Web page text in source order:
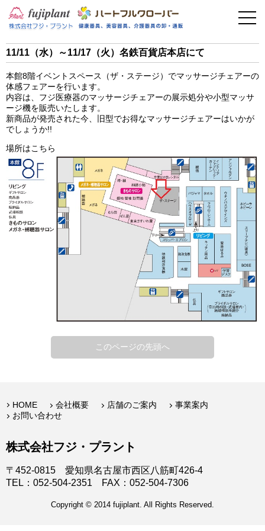
介護用品
美容・その他
お問い合わせ
11/11（水）～11/17（火）名鉄百貨店本店にて
本館8階イベントスペース（ザ・ステージ）でマッサージチェアーの
体感フェアーを行います。
内容は、フジ医療器のマッサージチェアーの展示処分や小型マッサ
ージ機を販売いたします。
新商品が発売された今、旧型でお得なマッサージチェアーはいかが
でしょうか!!
場所はこちら
このページの先頭へ
HOME 会社概要 店舗のご案内
事業案内
お問い合わせ
株式会社フジ・プラント
〒452-0815 愛知県名古屋市西区八筋町426-4
TEL：052-504-2351 FAX：052-504-7306
Copyright © 2014 fujiplant. All Rights Reserved.